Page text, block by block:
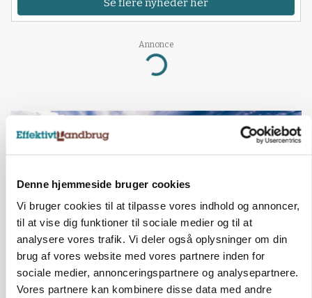
Denne hjemmeside bruger cookies
Vi bruger cookies til at tilpasse vores indhold og annoncer,
til at vise dig funktioner til sociale medier og til at
analysere vores trafik. Vi deler også oplysninger om din
brug af vores website med vores partnere inden for
sociale medier, annonceringspartnere og analysepartnere.
Vores partnere kan kombinere disse data med andre
Se flere nyheder her
Annonce
Loading...
Australske landmænd tackler vandmangel og